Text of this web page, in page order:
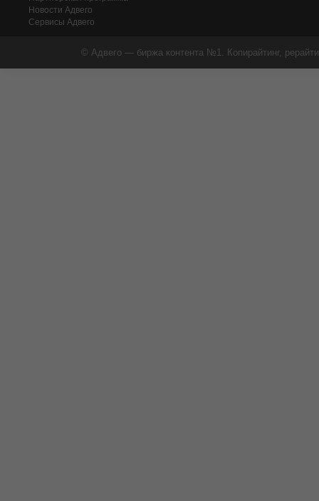
Новости Адвего
Сервисы Адвего
© Адвего — биржа контента №1. Копирайтинг,